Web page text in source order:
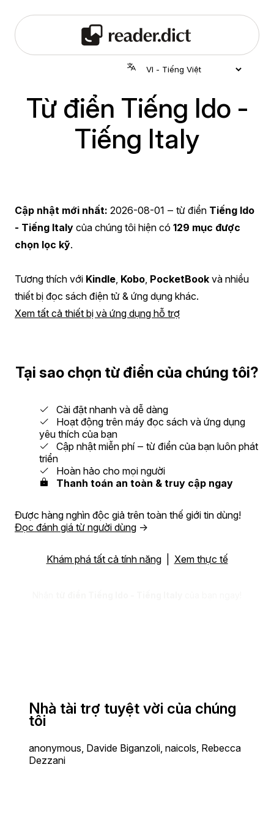
Từ điển Tiếng Ido -
Tiếng Italy
Cập nhật mới nhất: 2026-08-01 ‒ từ điển Tiếng Ido
- Tiếng Italy của chúng tôi hiện có 129 mục được
chọn lọc kỹ.
Tương thích với Kindle Kobo PocketBook và nhiều
thiết bị đọc sách điện tử & ứng dụng khác.
Xem tất cả thiết bị và ứng dụng hỗ trợ
Tại sao chọn từ điển của chúng tôi?
Cài đặt nhanh và dễ dàng
Hoạt động trên máy đọc sách và ứng dụng
yêu thích của bạn
Cập nhật miễn phí ‒ từ điển của bạn luôn phát
triển
Hoàn hảo cho mọi người
Thanh toán an toàn & truy cập ngay
Được hàng nghìn độc giả trên toàn thế giới tin dùng!
Đọc đánh giá từ người dùng →
Khám phá tất cả tính năng| Xem thực tế
Nhà tài trợ tuyệt vời của chúng
tôi
anonymous, Davide Biganzoli, naicols, Rebecca
Dezzani